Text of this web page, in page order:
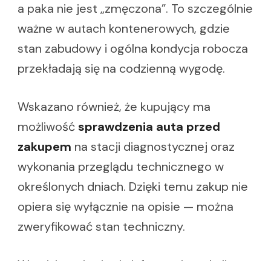
a paka nie jest „zmęczona”. To szczególnie
ważne w autach kontenerowych, gdzie
stan zabudowy i ogólna kondycja robocza
przekładają się na codzienną wygodę.
Wskazano również, że kupujący ma
możliwość sprawdzenia auta przed
zakupem na stacji diagnostycznej oraz
wykonania przeglądu technicznego w
określonych dniach. Dzięki temu zakup nie
opiera się wyłącznie na opisie — można
zweryfikować stan techniczny.